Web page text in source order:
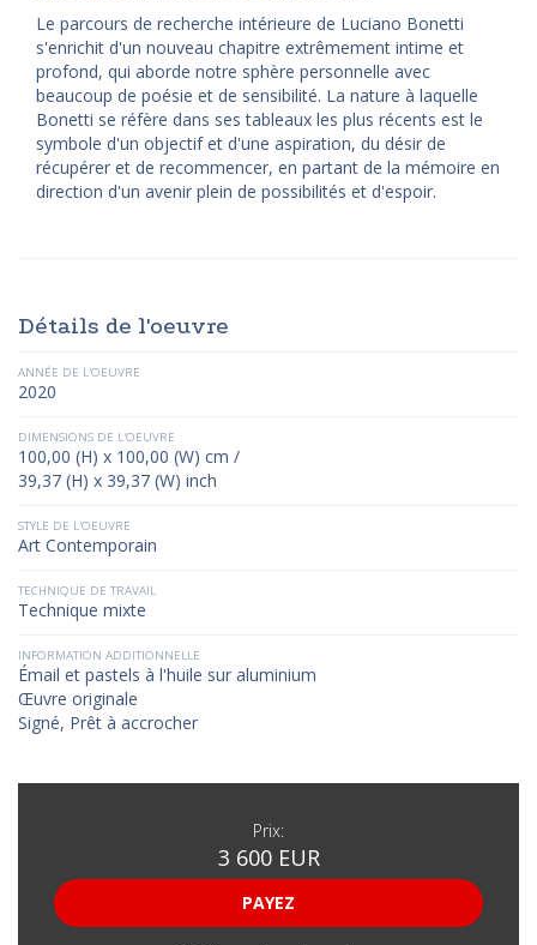
Le parcours de recherche intérieure de Luciano Bonetti
s'enrichit d'un nouveau chapitre extrêmement intime et
profond, qui aborde notre sphère personnelle avec
beaucoup de poésie et de sensibilité. La nature à laquelle
Bonetti se réfère dans ses tableaux les plus récents est le
symbole d'un objectif et d'une aspiration, du désir de
récupérer et de recommencer, en partant de la mémoire en
direction d'un avenir plein de possibilités et d'espoir.
Détails de l'oeuvre
ANNÉE DE L'OEUVRE
2020
DIMENSIONS DE L'OEUVRE
100,00 (H) x 100,00 (W) cm /
39,37 (H) x 39,37 (W) inch
STYLE DE L'OEUVRE
Art Contemporain
TECHNIQUE DE TRAVAIL
Technique mixte
INFORMATION ADDITIONNELLE
Émail et pastels à l'huile sur aluminium
Œuvre originale
Signé, Prêt à accrocher
Prix:
3 600 EUR
PAYEZ